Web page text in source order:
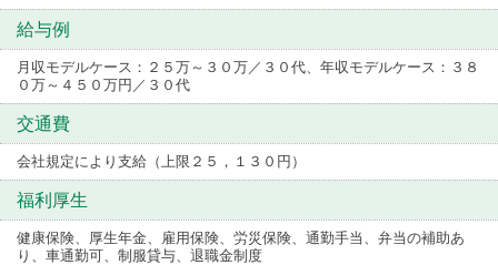
給与例
月収モデルケース：２５万～３０万／３０代、年収モデルケース：３８
０万～４５０万円／３０代
交通費
会社規定により支給（上限２５，１３０円）
福利厚生
健康保険、厚生年金、雇用保険、労災保険、通勤手当、弁当の補助あ
り、車通勤可、制服貸与、退職金制度